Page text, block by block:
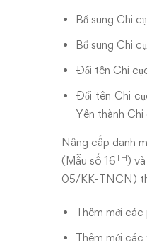
Bổ sung Chi
Bổ sung Chi
Đổi tên Chi
Đổi tên Chi
Yên thành
Nâng cấp danh
(Mẫu số 16TH)
05/KK-TNCN)
Thêm mới các
Thêm mới các